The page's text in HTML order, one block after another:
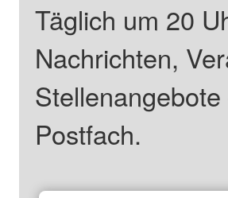
Täglich um 20
Nachrichten,
Postfach.